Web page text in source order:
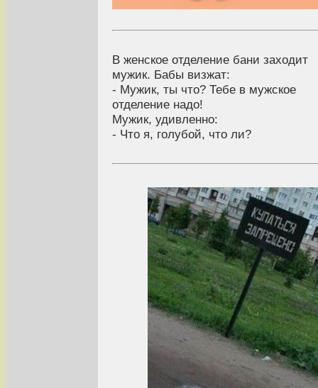
В женское отделение бани заходит
мужик. Бабы визжат:
- Мужик, ты что? Тебе в мужское
отделение надо!
Мужик, удивленно:
- Что я, голубой, что ли?